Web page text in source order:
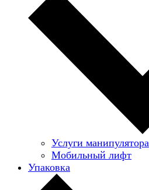
Услуги манипулятора
Мобильный лифт
Упаковка